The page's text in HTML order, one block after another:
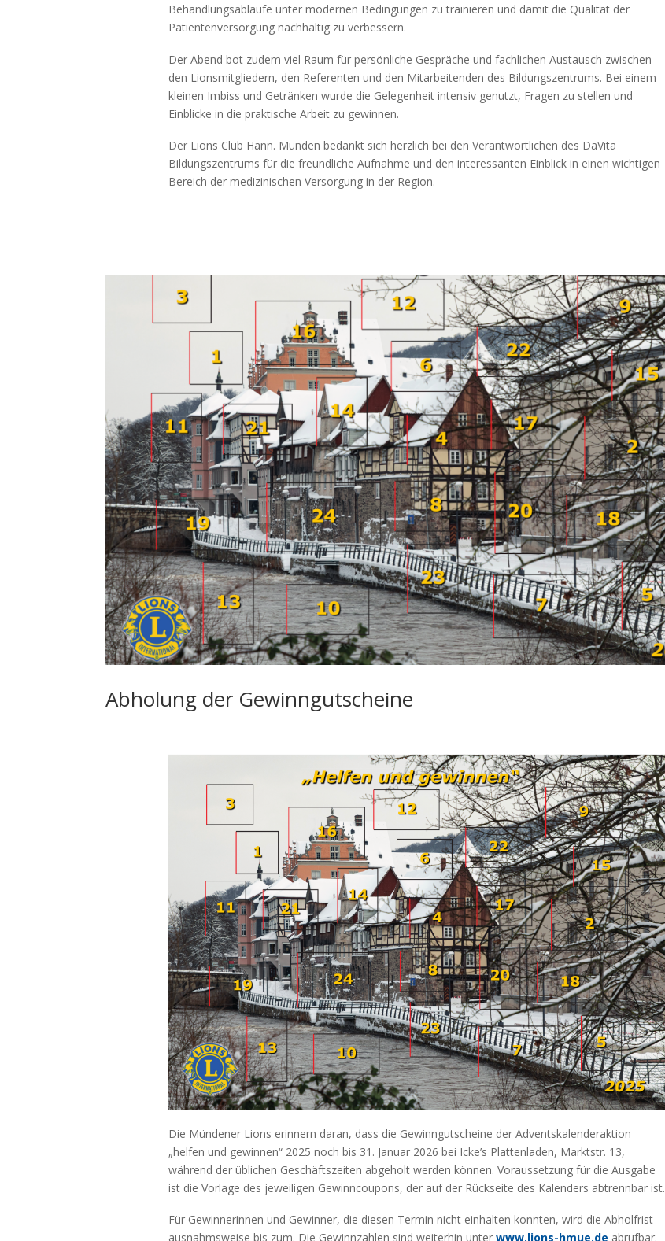
Behandlungsabläufe unter modernen Bedingungen zu trainieren und damit die Qualität der
Patientenversorgung nachhaltig zu verbessern.
Der Abend bot zudem viel Raum für persönliche Gespräche und fachlichen Austausch zwischen
den Lionsmitgliedern, den Referenten und den Mitarbeitenden des Bildungszentrums. Bei einem
kleinen Imbiss und Getränken wurde die Gelegenheit intensiv genutzt, Fragen zu stellen und
Einblicke in die praktische Arbeit zu gewinnen.
Der Lions Club Hann. Münden bedankt sich herzlich bei den Verantwortlichen des DaVita
Bildungszentrums für die freundliche Aufnahme und den interessanten Einblick in einen wichtigen
Bereich der medizinischen Versorgung in der Region.
Abholung der Gewinngutscheine
Die Mündener Lions erinnern daran, dass die Gewinngutscheine der Adventskalenderaktion
„helfen und gewinnen“ 2025 noch bis 31. Januar 2026 bei Icke’s Plattenladen, Marktstr. 13,
während der üblichen Geschäftszeiten abgeholt werden können. Voraussetzung für die Ausgabe
ist die Vorlage des jeweiligen Gewinncoupons, der auf der Rückseite des Kalenders abtrennbar ist.
Für Gewinnerinnen und Gewinner, die diesen Termin nicht einhalten konnten, wird die Abholfrist
ausnahmsweise bis zum. Die Gewinnzahlen sind weiterhin unter www.lions-hmue.de abrufbar.